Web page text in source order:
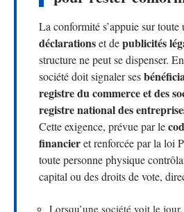
La conformité s’appuie sur toute
déclarationset depublicités
structure ne peut se dispenser.
société doit signaler ses
registre du commerce et des
registre national des
Cette exigence, prévue par le
financieret renforcée par la loi
toute personne physique
capital ou des droits de vote,
Lorsqu’une société voit le